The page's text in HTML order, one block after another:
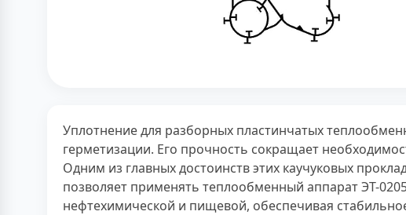
Уплотнение для разборных пластинчатых
герметизации. Его прочность сокращает
Одним из главных достоинств этих каучуковых
позволяет применять теплообменный аппарат ЭТ-
нефтехимической и пищевой, обеспечивая